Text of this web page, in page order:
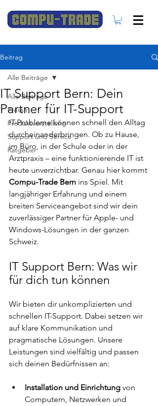
Beitrag
Alle Beiträge
Presse
Produktvorstellung
Support und Service
Ratgeber
Alle Beiträge
IT Support Bern: Dein
Partner für IT-Support
IT-Probleme können schnell den Alltag
durcheinanderbringen. Ob zu Hause,
im Büro, in der Schule oder in der
Arztpraxis – eine funktionierende IT ist
heute unverzichtbar. Genau hier kommt
Compu-Trade Bern ins Spiel. Mit
langjähriger Erfahrung und einem
breiten Serviceangebot sind wir dein
zuverlässiger Partner für Apple- und
Windows-Lösungen in der ganzen
Schweiz.
IT Support Bern: Was wir
für dich tun können
Wir bieten dir unkomplizierten und
schnellen IT-Support. Dabei setzen wir
auf klare Kommunikation und
pragmatische Lösungen. Unsere
Leistungen sind vielfältig und passen
sich deinen Bedürfnissen an:
Installation und Einrichtung von
Computern, Netzwerken und